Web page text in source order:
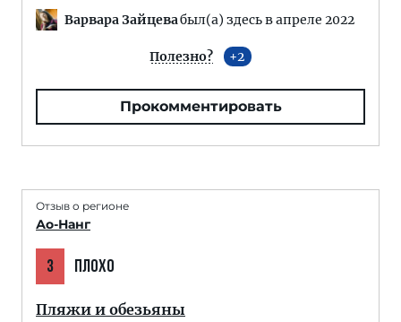
Варвара Зайцевабыл(а) здесь в апреле 2022
Полезно? 2
Прокомментировать
Отзыв о регионе
Ао-Нанг
3 ПЛОХО
Пляжи и обезьяны